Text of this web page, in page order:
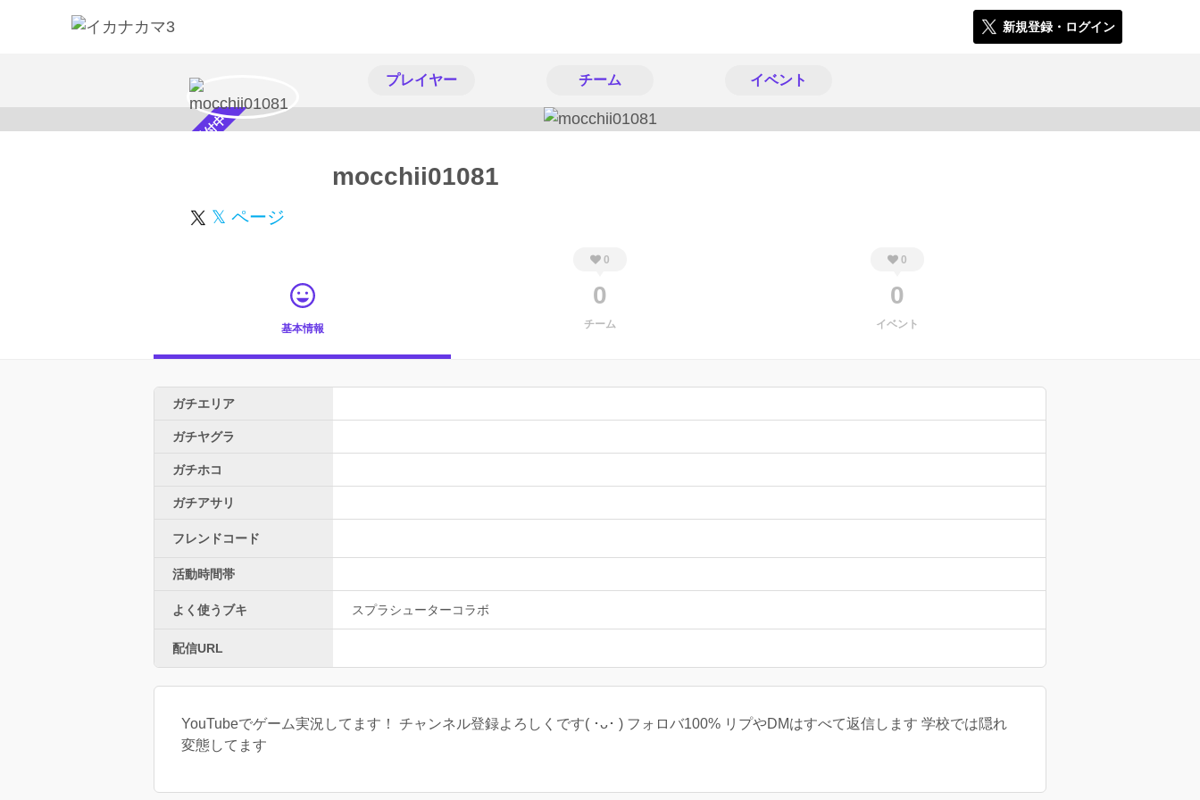
新規登録・ログイン
プレイヤー チーム イベント
スカウト受付中 mocchii01081
𝕏 ページ
基本情報
0
0
チーム
0
0
イベント
ガチエリア
ガチヤグラ
ガチホコ
ガチアサリ
フレンドコード
活動時間帯
よく使うブキ スプラシューターコラボ
配信URL
YouTubeでゲーム実況してます！ チャンネル登録よろしくです( ･ᴗ･ ) フォロバ100% リプやDMはすべて返信します 学校では隠れ
変態してます